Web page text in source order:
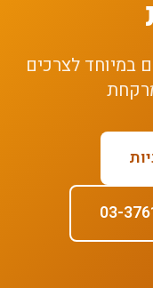
במיוחד לצרכים